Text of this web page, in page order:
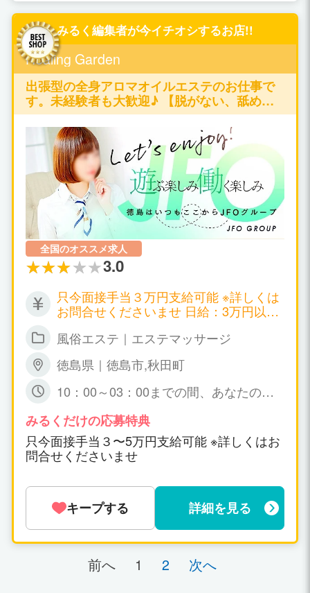
女性都合で勤務時間を決めて下さいま
せ。
みるく編集者が今イチオシするお店!!
Healing Garden
出張型の全身アロマオイルエステのお仕事で
す。未経験者も大歓迎♪ 【脱がない、舐めな
い、触られない】の仕事が可能です♪
全国のオススメ求人
3.0
只今面接手当３万円支給可能 ※詳しくは
お問合せくださいませ 日給：3万円以上
風俗エステ｜エステマッサージ
徳島県｜徳島市,秋田町
10：00～03：00までの間、あなたの可
すょ☆ 特に、規定はありません。
みるくだけの応募特典
只今面接手当３〜5万円支給可能 ※詳しくはお
問合せくださいませ
キープする 詳細を見る
前へ 1 2 次へ